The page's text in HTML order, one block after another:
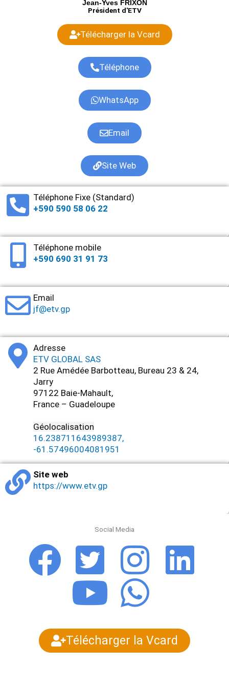
Jean-Yves FRIXON
Président d'ETV
Télécharger la Vcard
Téléphone
WhatsApp
Email
Site Web
Téléphone Fixe (Standard)
+590 590 58 06 22
Téléphone mobile
+590 690 31 91 73
Email
jf@etv.gp
Adresse
ETV GLOBAL SAS
2 Rue Amédée Barbotteau, Bureau 23 & 24,
Jarry
97122 Baie-Mahault,
France – Guadeloupe
Géolocalisation
16.238711643989387,
-61.57496004081951
Site web
https://www.etv.gp
Social Media
Télécharger la Vcard